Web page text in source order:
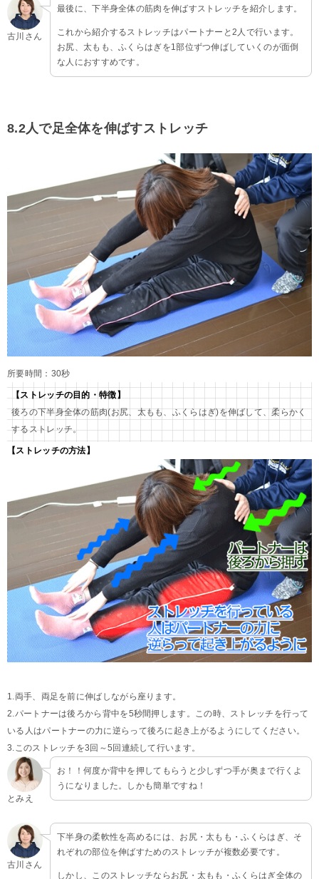
古川さん
最後に、下半身全体の筋肉を伸ばすストレッチを紹介します。
これから紹介するストレッチはパートナーと2人で行います。
お尻、太もも、ふくらはぎを1部位ずつ伸ばしていくのが面倒
な人におすすめです。
8.2人で足全体を伸ばすストレッチ
所要時間：30秒
【ストレッチの目的・特徴】
後ろの下半身全体の筋肉(お尻、太もも、ふくらはぎ)を伸ばして、柔らかく
するストレッチ。
【ストレッチの方法】
1.両手、両足を前に伸ばしながら座ります。
2.パートナーは後ろから背中を5秒間押します。この時、ストレッチを行って
いる人はパートナーの力に逆らって後ろに起き上がるようにしてください。
3.このストレッチを3回～5回連続して行います。
とみえ
お！！何度か背中を押してもらうと少しずつ手が奥まで行くよ
うになりました。しかも簡単ですね！
古川さん
下半身の柔軟性を高めるには、お尻・太もも・ふくらはぎ、そ
れぞれの部位を伸ばすためのストレッチが複数必要です。
しかし、このストレッチならお尻・太もも・ふくらはぎ全体の